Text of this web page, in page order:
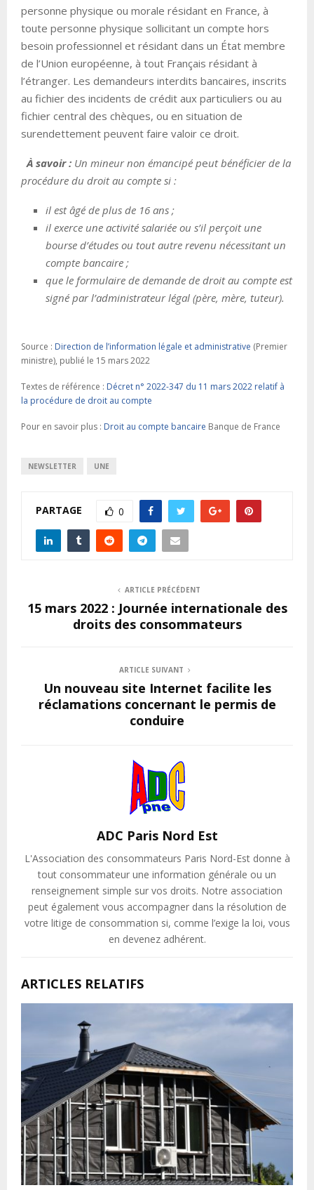
personne physique ou morale résidant en France, à
toute personne physique sollicitant un compte hors
besoin professionnel et résidant dans un État membre
de l’Union européenne, à tout Français résidant à
l’étranger. Les demandeurs interdits bancaires, inscrits
au fichier des incidents de crédit aux particuliers ou au
fichier central des chèques, ou en situation de
surendettement peuvent faire valoir ce droit.
À savoir : Un mineur non émancipé peut bénéficier de la
procédure du droit au compte si :
il est âgé de plus de 16 ans ;
il exerce une activité salariée ou s’il perçoit une
bourse d’études ou tout autre revenu nécessitant un
compte bancaire ;
que le formulaire de demande de droit au compte est
signé par l’administrateur légal (père, mère, tuteur).
Source : Direction de l’information légale et administrative (Premier
ministre), publié le 15 mars 2022
Textes de référence : Décret n° 2022-347 du 11 mars 2022 relatif à
la procédure de droit au compte
Pour en savoir plus : Droit au compte bancaire Banque de France
NEWSLETTER UNE
PARTAGE 0
ARTICLE PRÉCÉDENT
15 mars 2022 : Journée internationale des
droits des consommateurs
ARTICLE SUIVANT
Un nouveau site Internet facilite les
réclamations concernant le permis de
conduire
ADC Paris Nord Est
L'Association des consommateurs Paris Nord-Est donne à
tout consommateur une information générale ou un
renseignement simple sur vos droits. Notre association
peut également vous accompagner dans la résolution de
votre litige de consommation si, comme l’exige la loi, vous
en devenez adhérent.
ARTICLES RELATIFS